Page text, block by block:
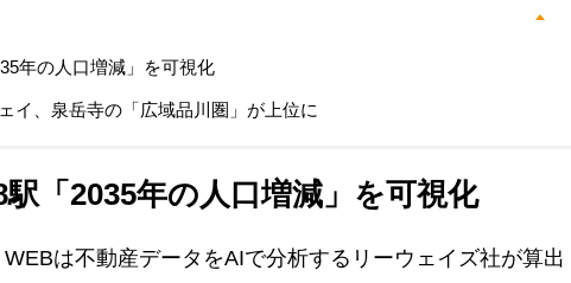
年の人口増減」を可視化
イ、泉岳寺の「広域品川圏」が上位に
「2035年の人口増減」を可視化
は不動産データをAIで分析するリーウェイズ社が算出